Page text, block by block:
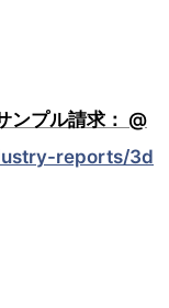
ンプル請求： @
reports/3d